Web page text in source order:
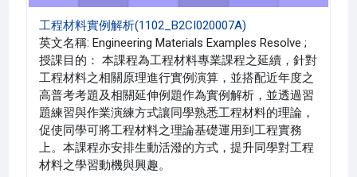
工程材料實例解析(1102_B2CI020007A)
英文名稱: Engineering Materials Examples Resolve ;
授課目的： 本課程為工程材料專業課程之延續，針對
工程材料之相關原理進行實例演算，並搭配近年度之
高普考考題及相關延伸例題作為實例解析，並透過習
題練習與作業演練方式讓同學熟悉工程材料的理論，
促使同學可將工程材料之理論基礎運用到工程實務
上。本課程亦安排生動活潑的方式，提升同學對工程
材料之學習動機與興趣。